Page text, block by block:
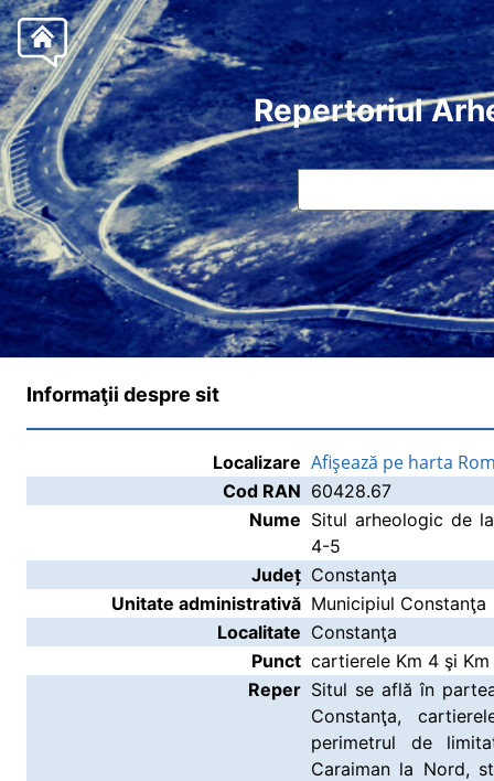
Repertoriul
Informaţii despre sit
Localizare Afişează pe harta
Cod RAN 60428.67
Nume Situl arheologic de
4-5
Județ Constanţa
Unitate administrativă Municipiul Constanţa
Localitate Constanţa
Punct cartierele Km 4 şi
Reper Situl se află în
Constanţa,
perimetrul de
Caraiman la Nord,